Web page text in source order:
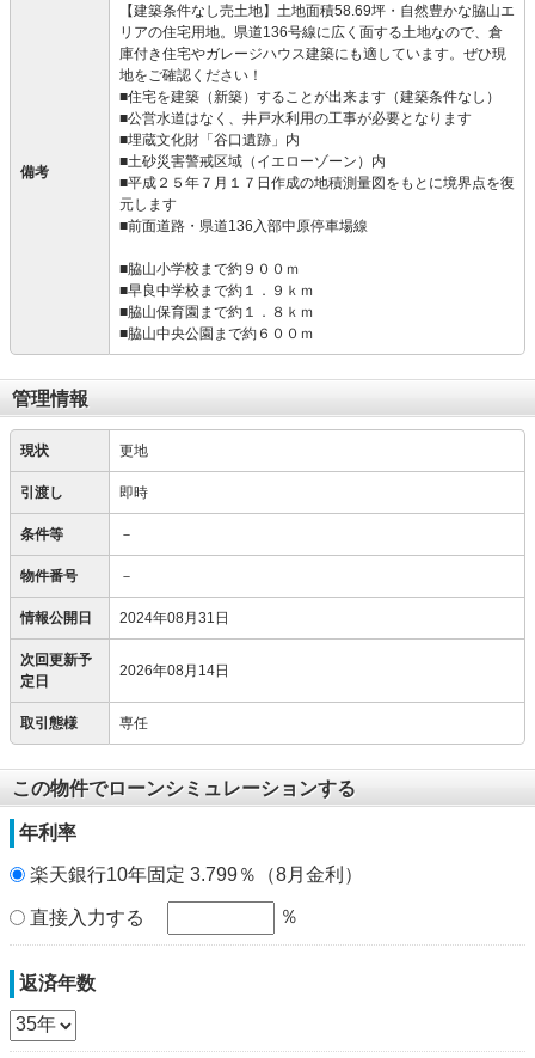
備考
【建築条件なし売土地】土地面積58.69坪・自然豊かな脇山エ
リアの住宅用地。県道136号線に広く面する土地なので、倉
庫付き住宅やガレージハウス建築にも適しています。ぜひ現
地をご確認ください！
■住宅を建築（新築）することが出来ます（建築条件なし）
■公営水道はなく、井戸水利用の工事が必要となります
■埋蔵文化財「谷口遺跡」内
■土砂災害警戒区域（イエローゾーン）内
■平成２５年７月１７日作成の地積測量図をもとに境界点を復
元します
■前面道路・県道136入部中原停車場線
■脇山小学校まで約９００ｍ
■早良中学校まで約１．９ｋｍ
■脇山保育園まで約１．８ｋｍ
■脇山中央公園まで約６００ｍ
管理情報
現状 更地
引渡し 即時
条件等 －
物件番号 －
情報公開日 2024年08月31日
次回更新予
定日
2026年08月14日
取引態様 専任
この物件でローンシミュレーションする
年利率
楽天銀行10年固定 3.799％（8月金利）
直接入力する ％
返済年数